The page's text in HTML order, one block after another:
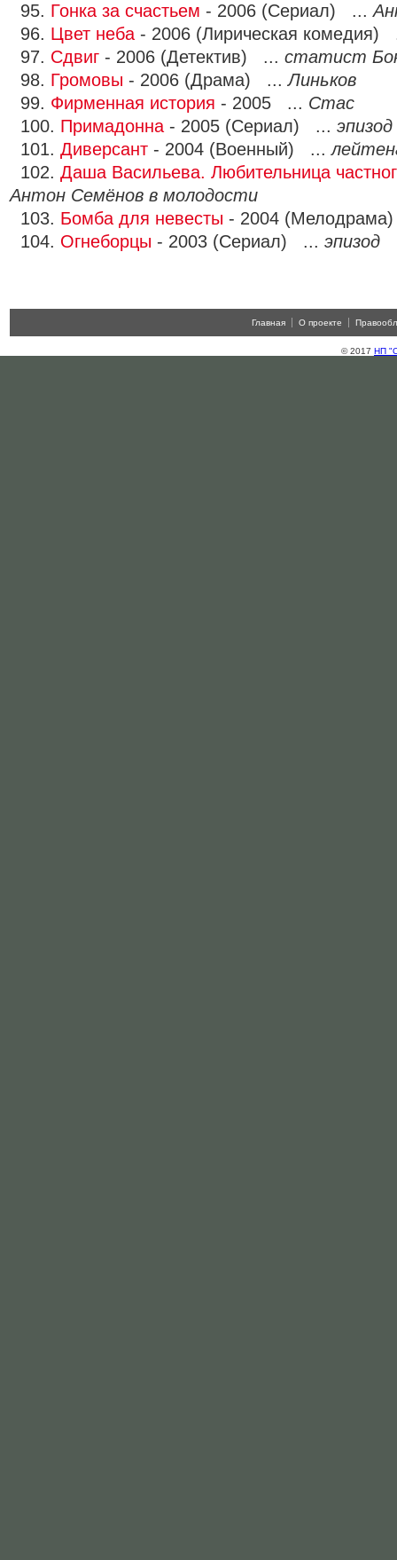
95. Гонка за счастьем - 2006 (Сериал) ...
96. Цвет неба - 2006 (Лирическая
97. Сдвиг - 2006 (Детектив) ... статист
98. Громовы - 2006 (Драма) ...Линьков
99. Фирменная история - 2005 ... Стас
100. Примадонна - 2005 (Сериал) ... эпизод
101. Диверсант - 2004 (Военный) ...
102. Даша Васильева. Любительница
Антон Семёнов в молодости
103. Бомба для невесты - 2004
104. Огнеборцы - 2003 (Сериал) ... эпизод
Главная О проекте
© 2017 НП